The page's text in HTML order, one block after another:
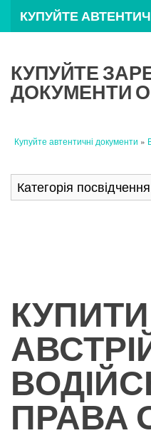
КУПУЙТЕ
КУПУЙТЕ
ДОКУМЕНТИ
Купуйте автентичні документи »
КУПИТИ
ПРАВА